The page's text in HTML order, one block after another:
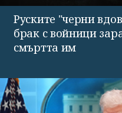
Руските "черни
брак с войници
смъртта им